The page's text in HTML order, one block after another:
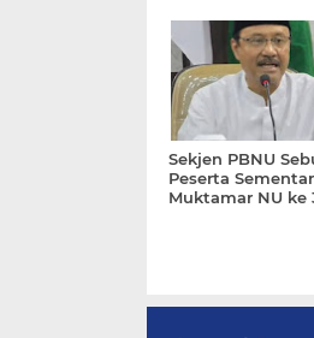
Sekjen PBNU
Peserta
Muktamar NU ke